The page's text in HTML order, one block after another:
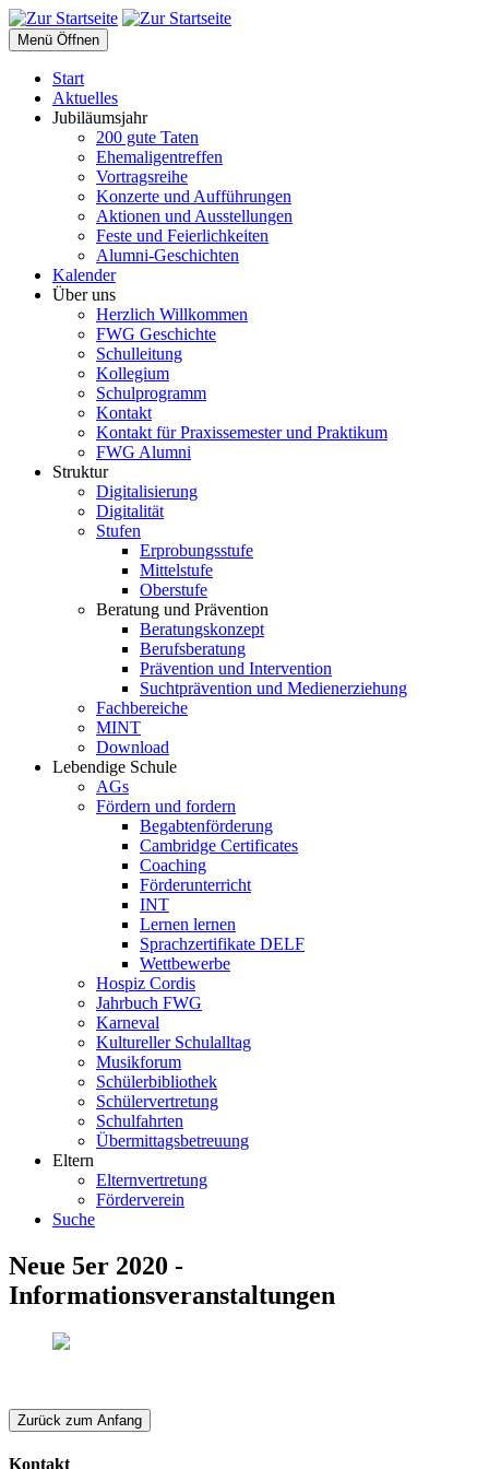
Menü Öffnen
Start
Aktuelles
Jubiläumsjahr
200 gute Taten
Ehemaligentreffen
Vortragsreihe
Konzerte und Aufführungen
Aktionen und Ausstellungen
Feste und Feierlichkeiten
Alumni-Geschichten
Kalender
Über uns
Herzlich Willkommen
FWG Geschichte
Schulleitung
Kollegium
Schulprogramm
Kontakt
Kontakt für Praxissemester und Praktikum
FWG Alumni
Struktur
Digitalisierung
Digitalität
Stufen
Erprobungsstufe
Mittelstufe
Oberstufe
Beratung und Prävention
Beratungskonzept
Berufsberatung
Prävention und Intervention
Suchtprävention und Medienerziehung
Fachbereiche
MINT
Download
Lebendige Schule
AGs
Fördern und fordern
Begabtenförderung
Cambridge Certificates
Coaching
Förderunterricht
INT
Lernen lernen
Sprachzertifikate DELF
Wettbewerbe
Hospiz Cordis
Jahrbuch FWG
Karneval
Kultureller Schulalltag
Musikforum
Schülerbibliothek
Schülervertretung
Schulfahrten
Übermittagsbetreuung
Eltern
Elternvertretung
Förderverein
Suche
Neue 5er 2020 -
Informationsveranstaltungen
Zurück zum Anfang
Kontakt